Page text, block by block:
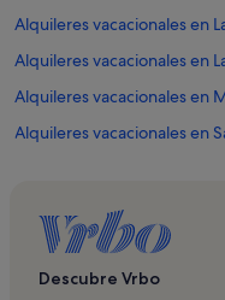
Alquileres vacacionales en
Alquileres vacacionales en
Alquileres vacacionales en
Alquileres vacacionales en
Alquileres vacacionales en
Alquileres vacacionales en
Alquileres vacacionales en
Descubre Vrbo